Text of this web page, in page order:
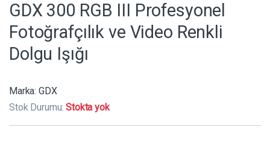
GDX 300 RGB III Profesyonel
Fotoğrafçılık ve Video Renkli
Dolgu Işığı
Marka: GDX
Stok Durumu:Stokta yok